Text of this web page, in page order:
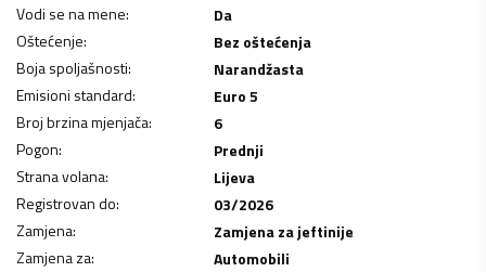
Vodi se na mene:
Da
Oštećenje:
Bez oštećenja
Boja spoljašnosti:
Narandžasta
Emisioni standard:
Euro 5
Broj brzina mjenjača:
6
Pogon:
Prednji
Strana volana:
Lijeva
Registrovan do:
03/2026
Zamjena:
Zamjena za jeftinije
Zamjena za: Automobili